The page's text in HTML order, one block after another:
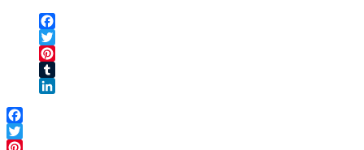
Facebook
Twitter
Pinterest
Tumblr
Facebook
Twitter